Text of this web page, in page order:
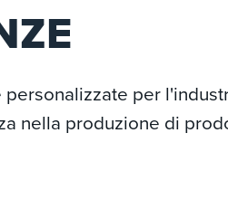
per
nella produzione di